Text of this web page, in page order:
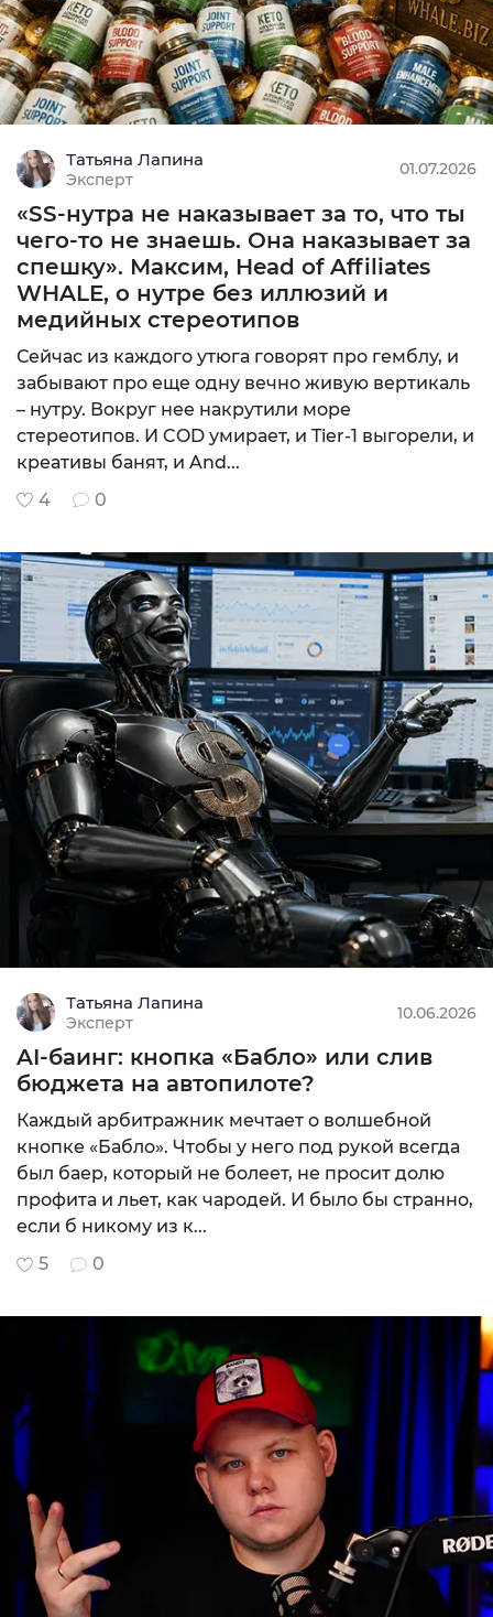
Подробнее
MIN: 1₽
0
Подробнее
MIN: $200
9.75
Подробнее
MIN: $20
10
Подробнее
CPL, СPI, SO
MIN: $100
9.68
Подробнее
Татьяна Лапина
Эксперт
01.07.2026
«SS-нутра не наказывает за то, что ты
чего-то не знаешь. Она наказывает за
спешку». Максим, Head of Affiliates
WHALE, о нутре без иллюзий и
медийных стереотипов
Сейчас из каждого утюга говорят про гемблу, и
забывают про еще одну вечно живую вертикаль
– нутру. Вокруг нее накрутили море
стереотипов. И COD умирает, и Tier-1 выгорели, и
креативы банят, и And...
4
0
Татьяна Лапина
Эксперт
10.06.2026
AI-баинг: кнопка «Бабло» или слив
бюджета на автопилоте?
Каждый арбитражник мечтает о волшебной
кнопке «Бабло». Чтобы у него под рукой всегда
был баер, который не болеет, не просит долю
профита и льет, как чародей. И было бы странно,
если б никому из к...
5
0